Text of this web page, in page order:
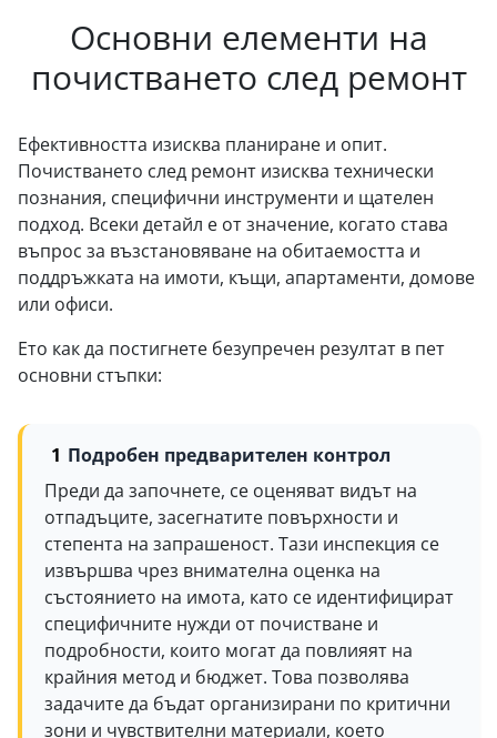
Основни елементи на
почистването след ремонт
Ефективността изисква планиране и опит.
Почистването след ремонт изисква технически
познания, специфични инструменти и щателен
подход. Всеки детайл е от значение, когато става
въпрос за възстановяване на обитаемостта и
поддръжката на имоти, къщи, апартаменти, домове
или офиси.
Ето как да постигнете безупречен резултат в пет
основни стъпки:
Подробен предварителен контрол
Преди да започнете, се оценяват видът на
отпадъците, засегнатите повърхности и
степента на запрашеност. Тази инспекция се
извършва чрез внимателна оценка на
състоянието на имота, като се идентифицират
специфичните нужди от почистване и
подробности, които могат да повлияят на
крайния метод и бюджет. Това позволява
задачите да бъдат организирани по критични
зони и чувствителни материали, което